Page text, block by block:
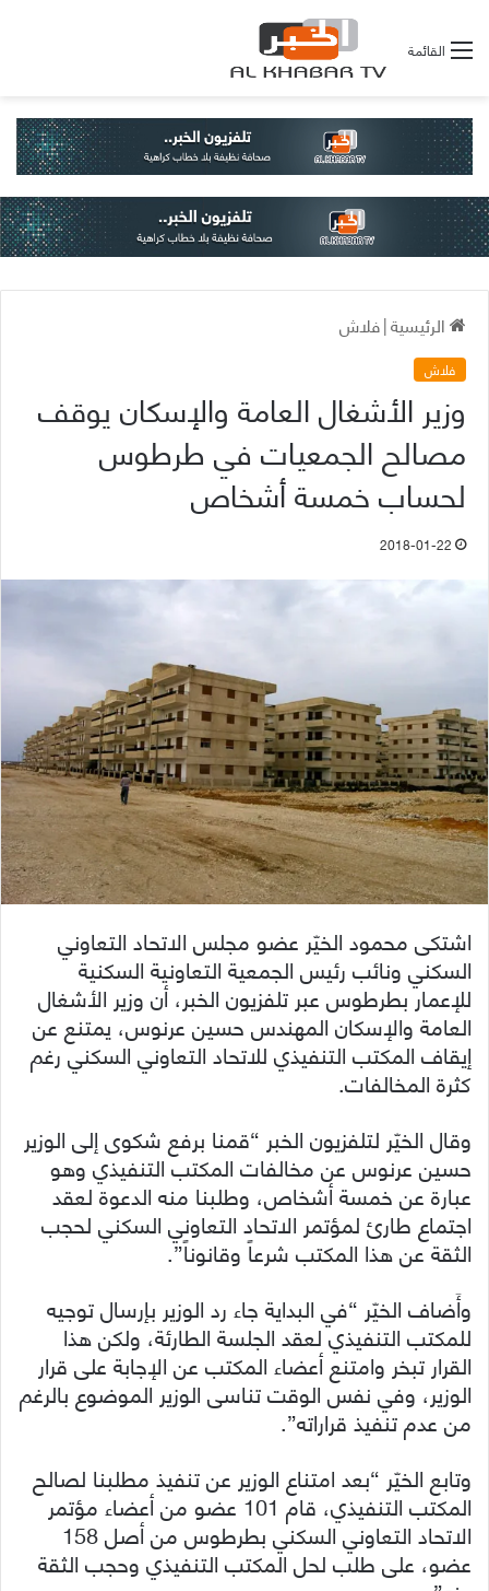
القائمة
الرئيسية|فلاش
فلاش
وزير الأشغال العامة والإسكان يوقف
مصالح الجمعيات في طرطوس
لحساب خمسة أشخاص
2018-01-22
اشتكى محمود الخيّر عضو مجلس الاتحاد التعاوني
السكني ونائب رئيس الجمعية التعاونية السكنية
للإعمار بطرطوس عبر تلفزيون الخبر، أن وزير الأشغال
العامة والإسكان المهندس حسين عرنوس، يمتنع عن
إيقاف المكتب التنفيذي للاتحاد التعاوني السكني رغم
كثرة المخالفات.
وقال الخيّر لتلفزيون الخبر “قمنا برفع شكوى إلى الوزير
حسين عرنوس عن مخالفات المكتب التنفيذي وهو
عبارة عن خمسة أشخاص، وطلبنا منه الدعوة لعقد
اجتماع طارئ لمؤتمر الاتحاد التعاوني السكني لحجب
الثقة عن هذا المكتب شرعاً وقانوناً”.
وأَضاف الخيّر “في البداية جاء رد الوزير بإرسال توجيه
للمكتب التنفيذي لعقد الجلسة الطارئة، ولكن هذا
القرار تبخر وامتنع أعضاء المكتب عن الإجابة على قرار
الوزير، وفي نفس الوقت تناسى الوزير الموضوع بالرغم
من عدم تنفيذ قراراته”.
وتابع الخيّر “بعد امتناع الوزير عن تنفيذ مطلبنا لصالح
المكتب التنفيذي، قام 101 عضو من أعضاء مؤتمر
الاتحاد التعاوني السكني بطرطوس من أصل 158
عضو، على طلب لحل المكتب التنفيذي وحجب الثقة